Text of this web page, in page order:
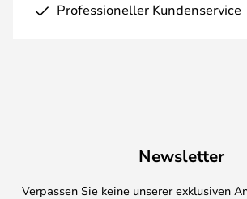
Professioneller Kundenservice
Newsletter
Verpassen Sie keine unserer exklusiven